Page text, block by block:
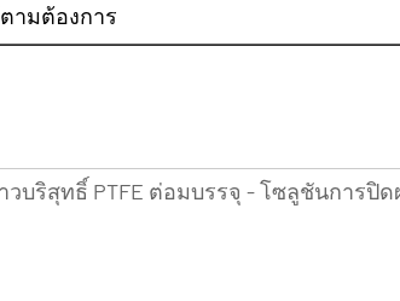
ามต้องการ
บริสุทธิ์ PTFE ต่อมบรรจุ - โซลูชันการปิ